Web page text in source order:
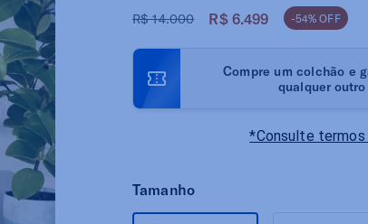
R$ 14.000 R$ 6.499 -54% OFF
Compre um colchão e
qualquer
*Consulte
Tamanho